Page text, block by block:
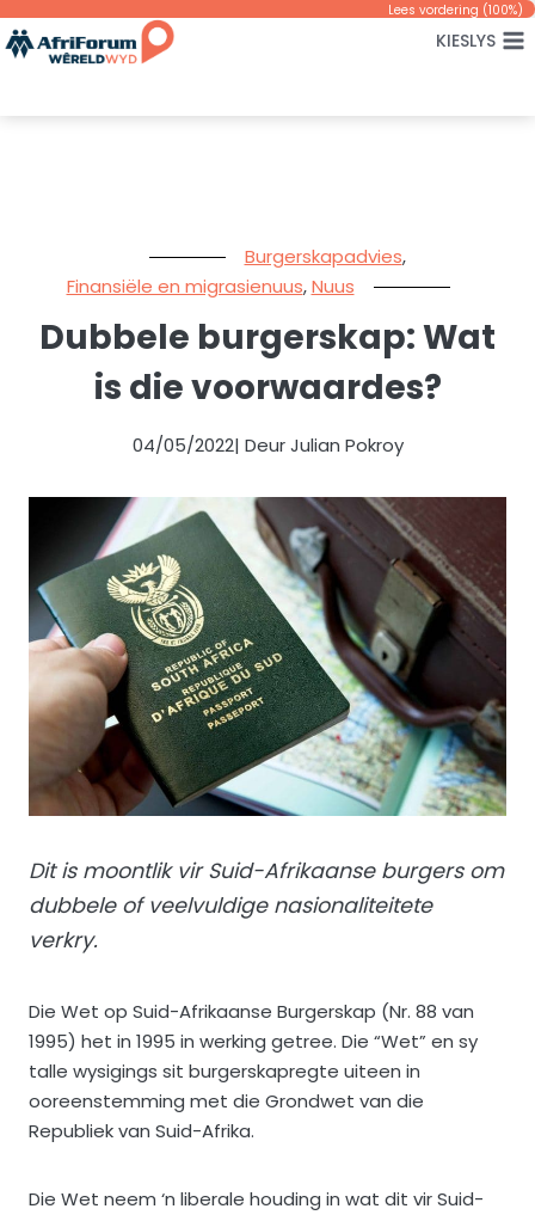
Skip
to
Lees vordering (100%)
KIESLYS
Burgerskapadvies,
Finansiële en migrasienuus, Nuus
Dubbele burgerskap: Wat
is die voorwaardes?
04/05/2022| Deur Julian Pokroy
Dit is moontlik vir Suid-Afrikaanse burgers om
dubbele of veelvuldige nasionaliteitete
verkry.
Die Wet op Suid-Afrikaanse Burgerskap (Nr. 88 van
1995) het in 1995 in werking getree. Die “Wet” en sy
talle wysigings sit burgerskapregte uiteen in
ooreenstemming met die Grondwet van die
Republiek van Suid-Afrika.
Die Wet neem ‘n liberale houding in wat dit vir Suid-